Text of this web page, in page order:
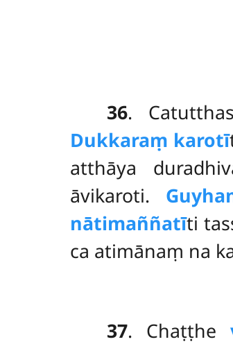
36.
Dukkaraṃ karotī
atthāya
āvikaroti.
nātimaññatīti
ca atimānaṃ na
37. Chaṭṭhe